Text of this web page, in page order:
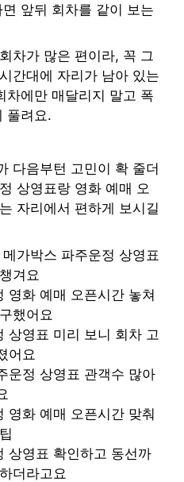
앞뒤 회차를 같이 보는
차가 많은 편이라, 꼭 그
간대에 자리가 남아 있는
차에만 매달리지 말고 폭
풀려요.
다음부턴 고민이 확 줄더
상영표랑 영화 예매 오
자리에서 편하게 보시길
가박스 파주운정 상영표
겨요
영화 예매 오픈시간 놓쳐
했어요
상영표 미리 보니 회차 고
어요
운정 상영표 관객수 많아
영화 예매 오픈시간 맞춰
상영표 확인하고 동선까
더라고요